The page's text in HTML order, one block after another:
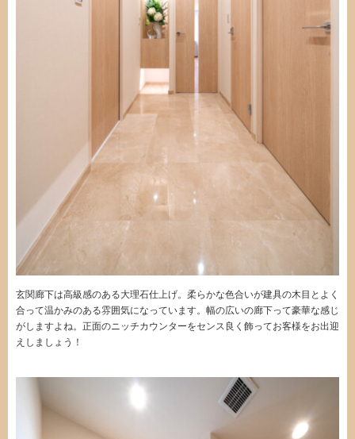
玄関廊下は高級感のある大理石仕上げ。柔らかな色合いが建具の木目とよく
合って温かみのある雰囲気になっています。幅の広いの廊下って豪華な感じ
がしますよね。正面のニッチカウンターをセンス良く飾ってお客様をお出迎
えしましょう！